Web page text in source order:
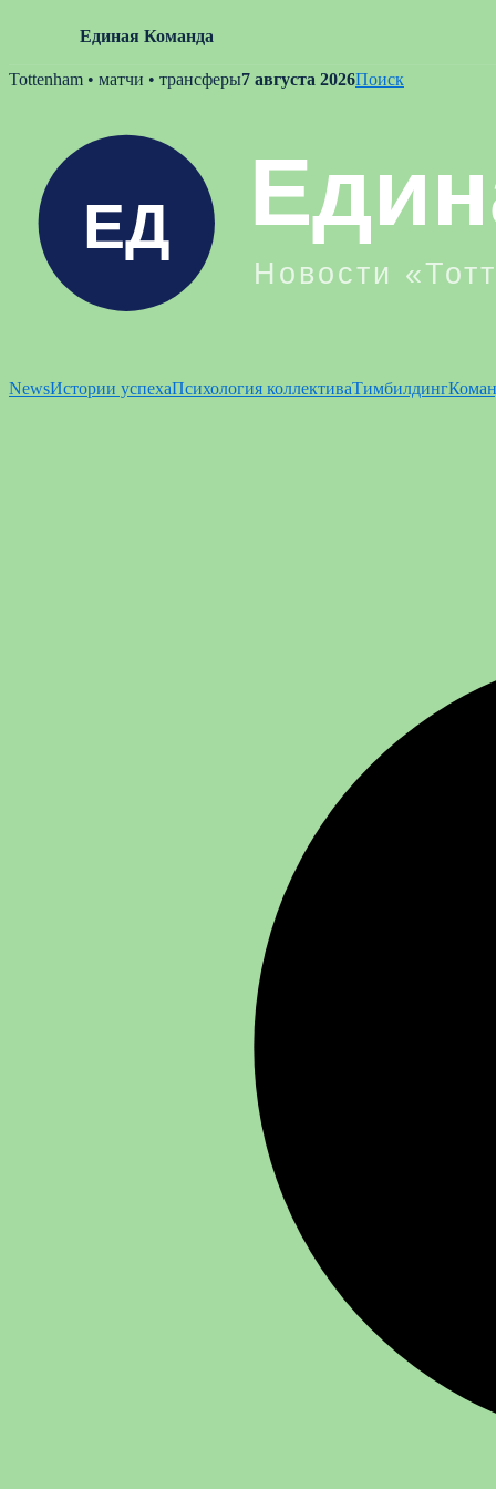
Единая Команда
Skip
Tottenham • матчи • трансферы7 августа 2026Поиск
NewsИстории успехаПсихология коллективаТимбилдинг